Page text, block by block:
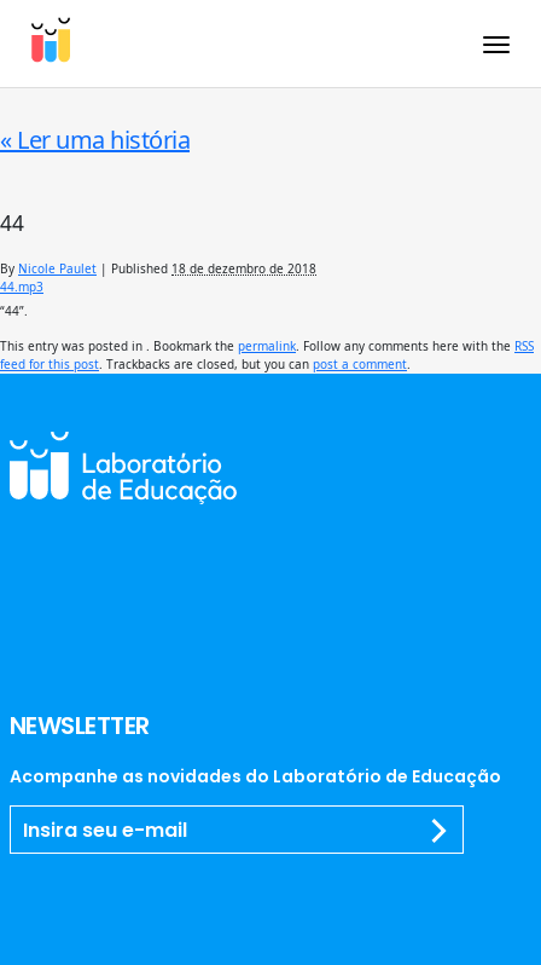
« Ler uma história
44
By Nicole Paulet | Published 18 de dezembro de 2018
44.mp3
“44”.
This entry was posted in . Bookmark the permalink . Follow any comments here with the RSS
feed for this post . Trackbacks are closed, but you can post a comment
NEWSLETTER
Acompanhe as novidades do Laboratório de Educação